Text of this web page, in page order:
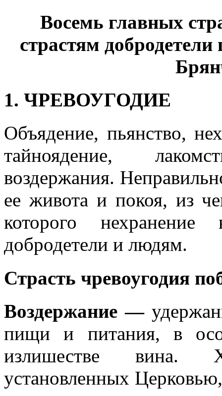
Восемь главных
страстям
1. ЧРЕВОУГОДИЕ
Объядение, пьянство,
тайноядение,
воздержания.
ее живота и покоя, из
которого
добродетели и людям.
Страсть чревоугодия
Воздержание —
пищи и питания, в
излишестве вина.
установленных